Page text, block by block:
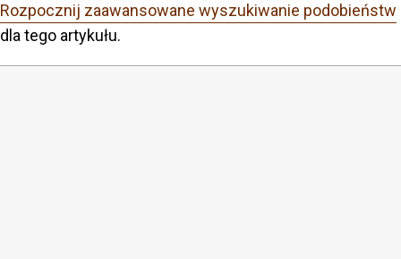
Rozpocznij zaawansowane wyszukiwanie podobieństw
dla tego artykułu.